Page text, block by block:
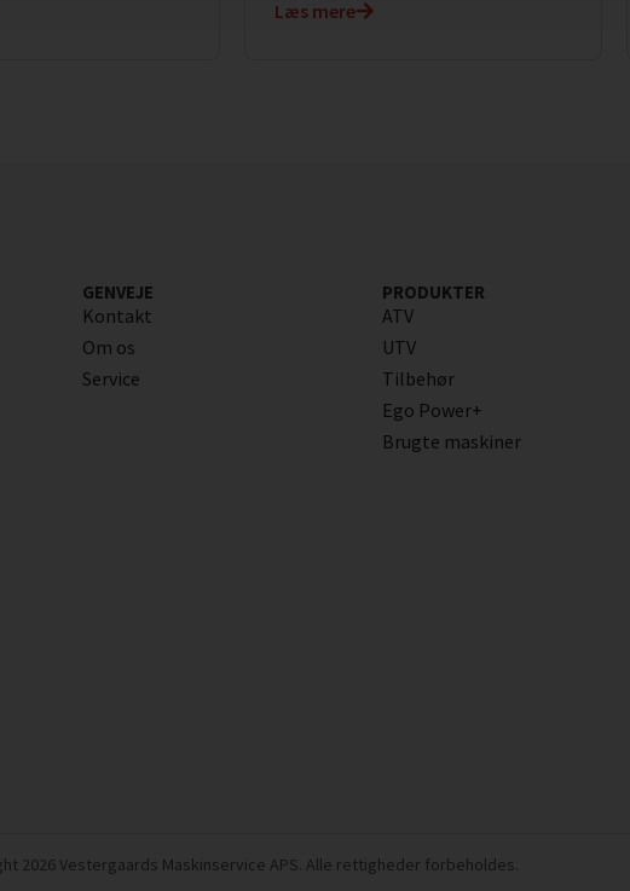
Læs mere
GENVEJE
Kontakt
Om os
Service
PRODUKTER
ATV
UTV
Tilbehør
Ego Power+
Brugte maskiner
2026 Vestergaards Maskinservice APS. Alle rettigheder forbeholdes.